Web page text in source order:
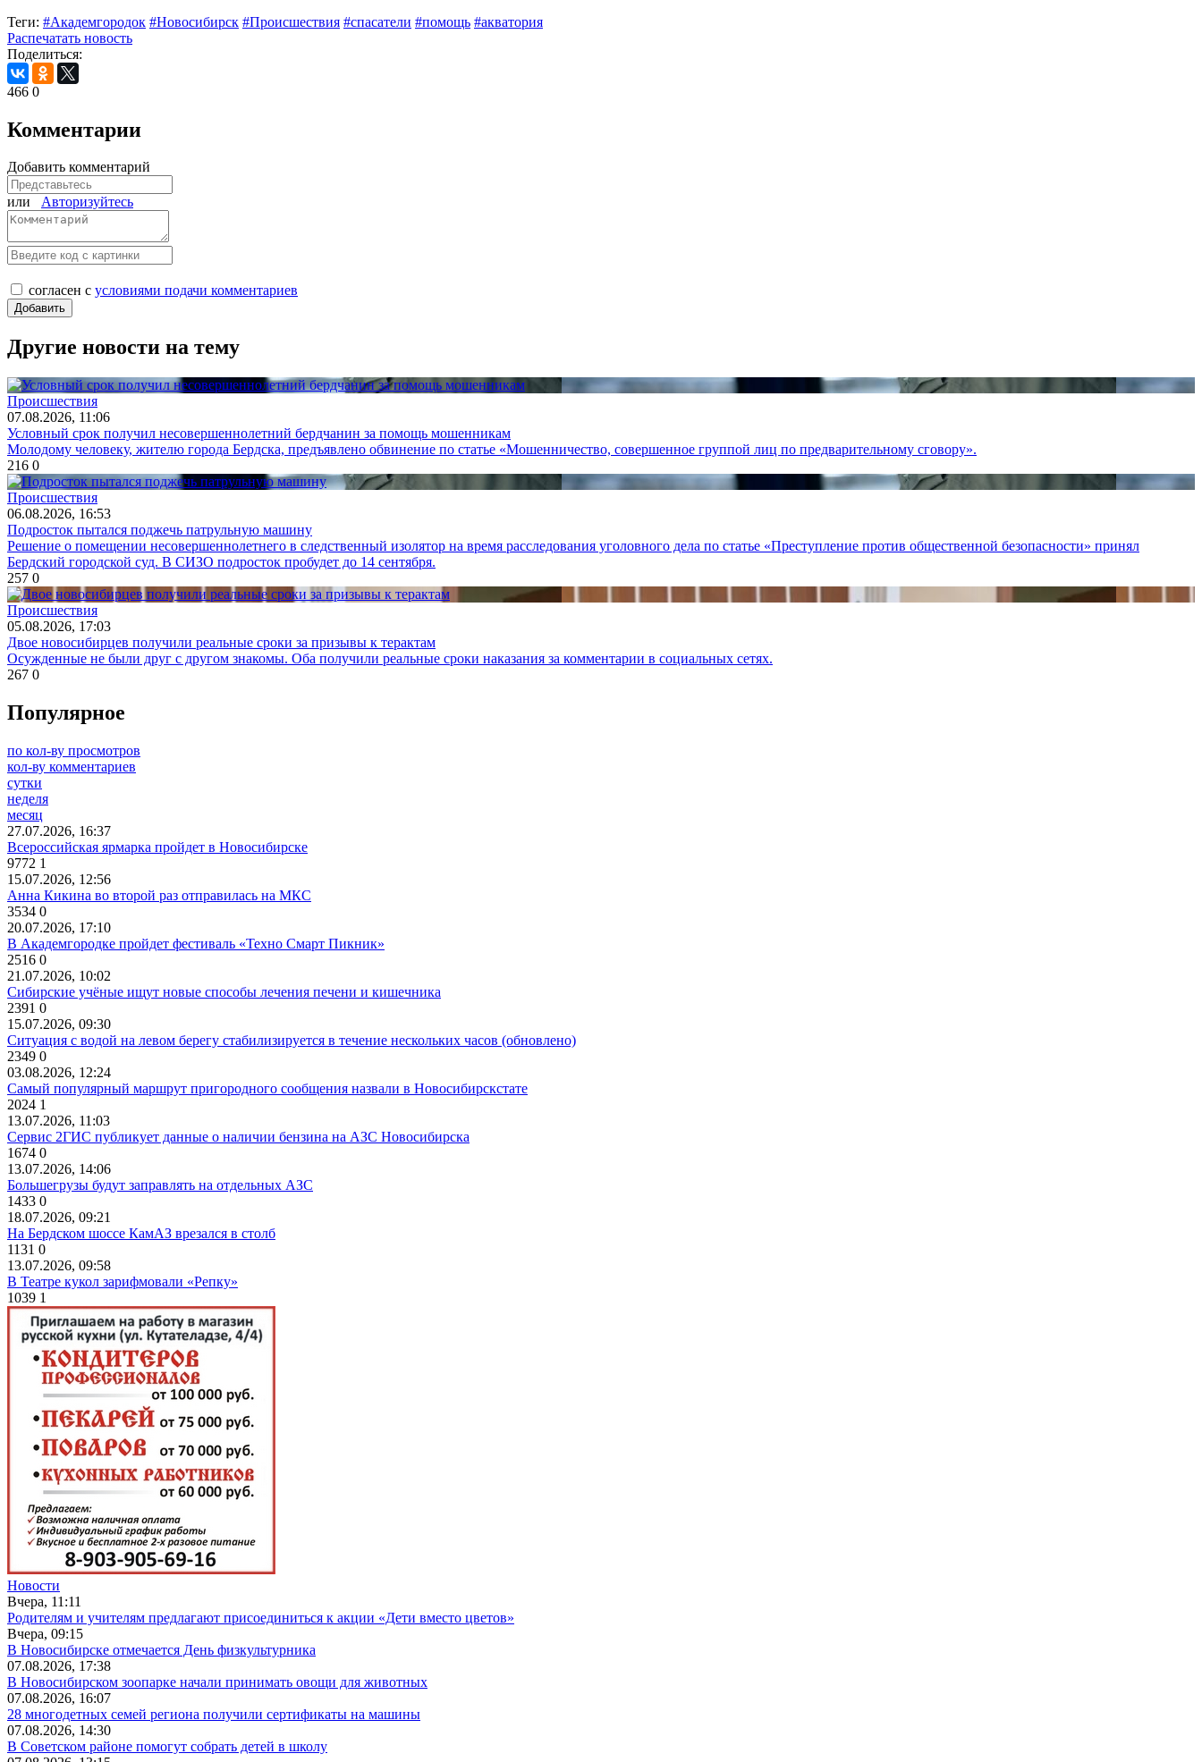
Теги: #Академгородок #Новосибирск #Происшествия #спасатели #помощь #акватория
Распечатать новость
Поделиться:
466 0
Комментарии
Добавить комментарий
или Авторизуйтесь
согласен с условиями подачи комментариев
Другие новости на тему
Происшествия
07.08.2026, 11:06
Условный срок получил несовершеннолетний бердчанин за помощь мошенникам
Молодому человеку, жителю города Бердска, предъявлено обвинение по статье «Мошенничество, совершенное группой лиц по предварительному сговору».
216 0
Происшествия
06.08.2026, 16:53
Подросток пытался поджечь патрульную машину
Решение о помещении несовершеннолетнего в следственный изолятор на время расследования уголовного дела по статье «Преступление против общественной безопасности» принял
Бердский городской суд. В СИЗО подросток пробудет до 14 сентября.
257 0
Происшествия
05.08.2026, 17:03
Двое новосибирцев получили реальные сроки за призывы к терактам
Осужденные не были друг с другом знакомы. Оба получили реальные сроки наказания за комментарии в социальных сетях.
267 0
Популярное
по кол-ву просмотров
кол-ву комментариев
сутки
неделя
месяц
27.07.2026, 16:37
Всероссийская ярмарка пройдет в Новосибирске
9772 1
15.07.2026, 12:56
Анна Кикина во второй раз отправилась на МКС
3534 0
20.07.2026, 17:10
В Академгородке пройдет фестиваль «Техно Смарт Пикник»
2516 0
21.07.2026, 10:02
Сибирские учёные ищут новые способы лечения печени и кишечника
2391 0
15.07.2026, 09:30
Ситуация с водой на левом берегу стабилизируется в течение нескольких часов (обновлено)
2349 0
03.08.2026, 12:24
Самый популярный маршрут пригородного сообщения назвали в Новосибирскстате
2024 1
13.07.2026, 11:03
Сервис 2ГИС публикует данные о наличии бензина на АЗС Новосибирска
1674 0
13.07.2026, 14:06
Большегрузы будут заправлять на отдельных АЗС
1433 0
18.07.2026, 09:21
На Бердском шоссе КамАЗ врезался в столб
1131 0
13.07.2026, 09:58
В Театре кукол зарифмовали «Репку»
1039 1
Новости
Вчера, 11:11
Родителям и учителям предлагают присоединиться к акции «Дети вместо цветов»
Вчера, 09:15
В Новосибирске отмечается День физкультурника
07.08.2026, 17:38
В Новосибирском зоопарке начали принимать овощи для животных
07.08.2026, 16:07
28 многодетных семей региона получили сертификаты на машины
07.08.2026, 14:30
В Советском районе помогут собрать детей в школу